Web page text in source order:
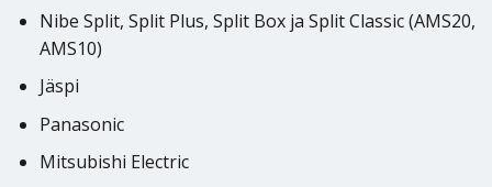
Nibe Split, Split Plus, Split Box ja Split Classic (AMS20,
AMS10)
Jäspi
Panasonic
Mitsubishi Electric